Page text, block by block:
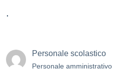
.
Personale scolastico
Personale amministrativo